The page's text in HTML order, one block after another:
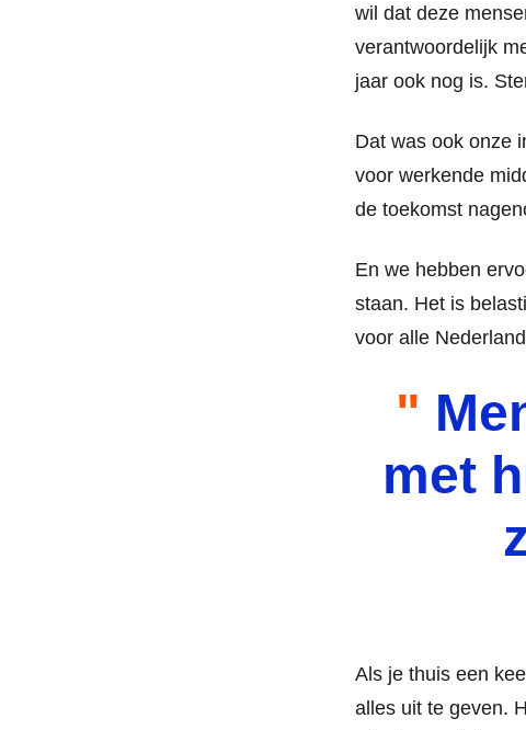
wil dat deze
verantwoordelijk
jaar ook nog is.
Dat was ook onze
voor werkende
de toekomst
En we hebben
staan. Het is
voor alle
met
Als je thuis een
alles uit te geven.